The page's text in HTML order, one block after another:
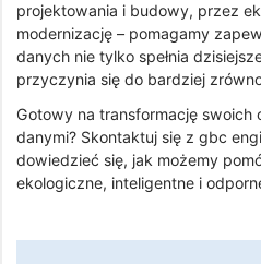
projektowania i budowy, przez
modernizację – pomagamy
danych nie tylko spełnia
przyczynia się do bardziej
Gotowy na transformację swoich
danymi? Skontaktuj się z gbc
dowiedzieć się, jak możemy
ekologiczne, inteligentne i